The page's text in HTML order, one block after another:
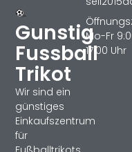
Gunstig
Fussball
Trikot
Wir sind ein
günstiges
Einkaufszentrum
für
Mo-Fr
17:00 Uhr